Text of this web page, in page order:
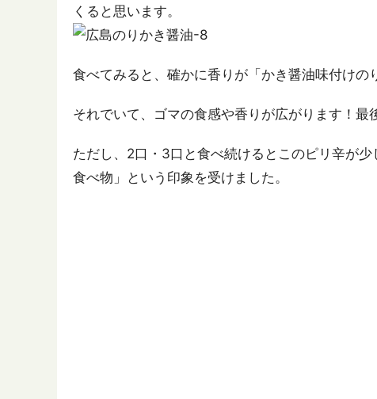
くると思います。
食べてみると、確かに香りが「かき醤油味付けの
それでいて、ゴマの食感や香りが広がります！最
ただし、2口・3口と食べ続けるとこのピリ辛が
食べ物」という印象を受けました。